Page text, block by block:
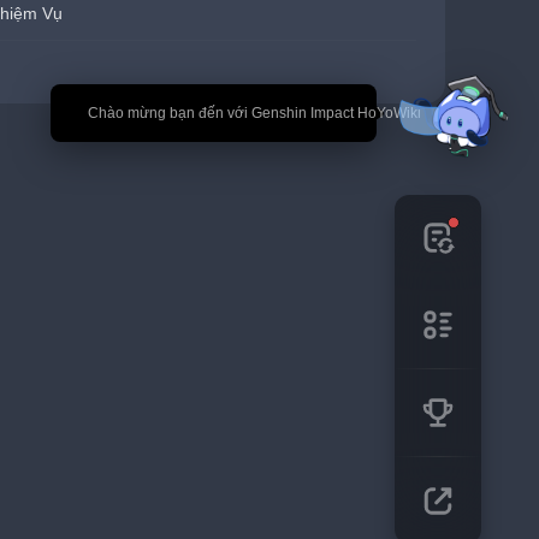
🎉 Chào mừng bạn đến với Genshin Impact HoYoWiki
Vụ